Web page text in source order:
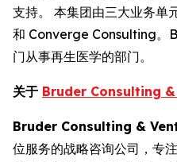
支持。 本集团由三大业务
和 Converge Consulting。
门从事再生医学的部门。
关于 Bruder Consulting
Bruder Consulting &
位服务的战略咨询公司，专